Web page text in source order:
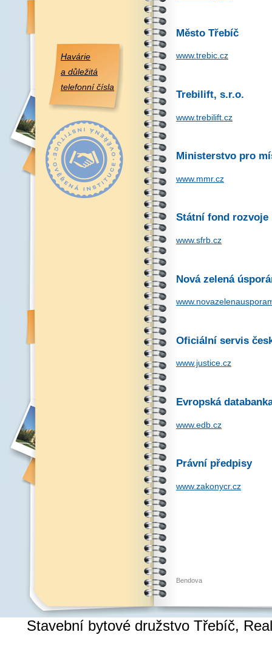
Havárie
a důležitá
telefonní čísla
Město Třebíč
www.trebic.cz
Trebilift, s.r.o.
www.trebilift.cz
Ministerstvo pro
www.mmr.cz
Státní fond rozvoje
www.sfrb.cz
Nová zelená
Oficiální servis
www.justice.cz
Evropská
www.edb.cz
Právní předpisy
www.zakonycr.cz
Bendova
Stavební bytové družstvo Třebíč,